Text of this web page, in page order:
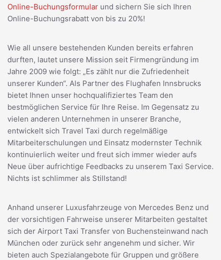
Online-Buchungsformular und sichern Sie sich Ihren
Online-Buchungsrabatt von bis zu 20%!
Wie all unsere bestehenden Kunden bereits erfahren
durften, lautet unsere Mission seit Firmengründung im
Jahre 2009 wie folgt: „Es zählt nur die Zufriedenheit
unserer Kunden“. Als Partner des Flughafen Innsbrucks
bietet Ihnen unser hochqualifiziertes Team den
bestmöglichen Service für Ihre Reise. Im Gegensatz zu
vielen anderen Unternehmen in unserer Branche,
entwickelt sich Travel Taxi durch regelmäßige
Mitarbeiterschulungen und Einsatz modernster Technik
kontinuierlich weiter und freut sich immer wieder aufs
Neue über aufrichtige Feedbacks zu unserem Taxi Service.
Nichts ist schlimmer als Stillstand!
Anhand unserer Luxusfahrzeuge von Mercedes Benz und
der vorsichtigen Fahrweise unserer Mitarbeiten gestaltet
sich der Airport Taxi Transfer von Buchensteinwand nach
München oder zurück sehr angenehm und sicher. Wir
bieten auch Spezialangebote für Gruppen und größere